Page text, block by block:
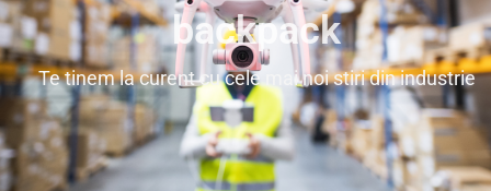
backpack
Te tinem la curent cu cele mai noi stiri din industrie